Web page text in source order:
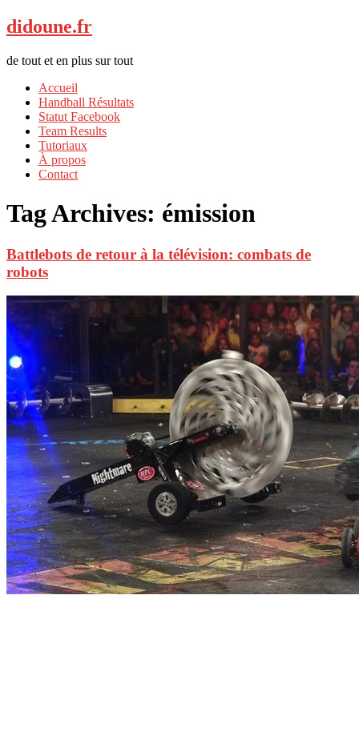
didoune.fr
de tout et en plus sur tout
Accueil
Handball Résultats
Statut Facebook
Team Results
Tutoriaux
À propos
Contact
Tag Archives: émission
Battlebots de retour à la télévision: combats de
robots